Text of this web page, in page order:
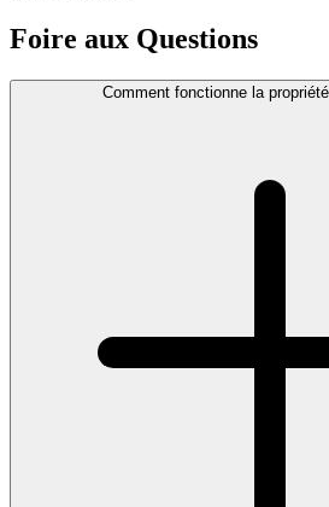
Foire aux Questions
Comment fonctionne la